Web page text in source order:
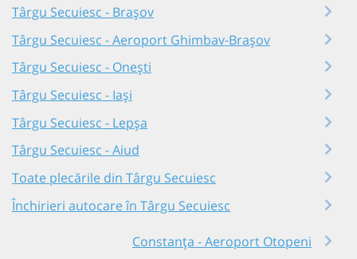
Târgu Secuiesc - Brașov
Târgu Secuiesc - Aeroport Ghimbav-Brașov
Târgu Secuiesc - Onești
Târgu Secuiesc - Iași
Târgu Secuiesc - Lepșa
Târgu Secuiesc - Aiud
Toate plecările din Târgu Secuiesc
Închirieri autocare în Târgu Secuiesc
Constanța - Aeroport Otopeni